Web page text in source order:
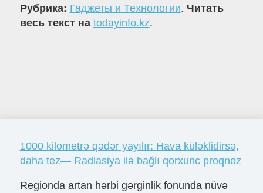
Рубрика: Гаджеты и Технологии. Читать
весь текст на todayinfo.kz.
1000 kilometrə qədər yayılır: Hava küləklidirsə,
daha tez— Radiasiya ilə bağlı qorxunc proqnoz
Regionda artan hərbi gərginlik fonunda nüvə